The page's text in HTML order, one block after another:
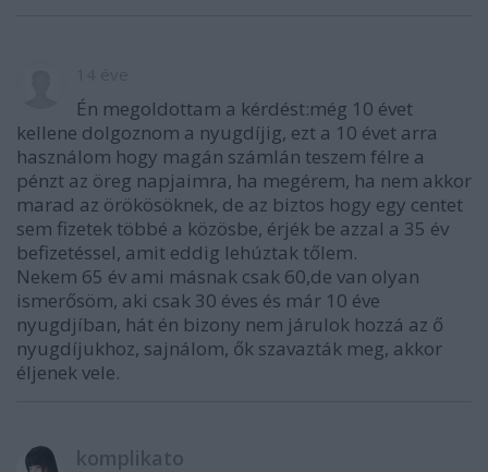
Én megoldottam a kérdést:még 10 évet
kellene dolgoznom a nyugdíjig, ezt a 10 évet arra
használom hogy magán számlán teszem félre a
pénzt az öreg napjaimra, ha megérem, ha nem akkor
marad az örökösöknek, de az biztos hogy egy centet
sem fizetek többé a közösbe, érjék be azzal a 35 év
befizetéssel, amit eddig lehúztak tőlem.
Nekem 65 év ami másnak csak 60,de van olyan
ismerősöm, aki csak 30 éves és már 10 éve
nyugdjíban, hát én bizony nem járulok hozzá az ő
nyugdíjukhoz, sajnálom, ők szavazták meg, akkor
éljenek vele.
komplikato